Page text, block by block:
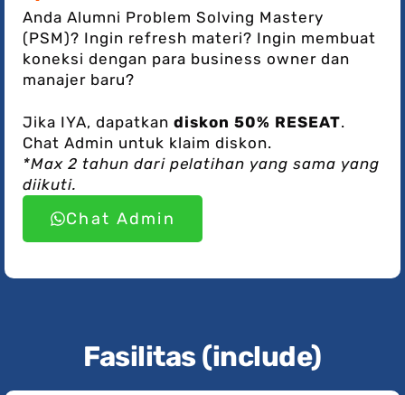
Anda Alumni Problem Solving Mastery
(PSM)? Ingin refresh materi? Ingin membuat
koneksi dengan para business owner dan
manajer baru?
Jika IYA, dapatkan diskon 50% RESEAT.
Chat Admin untuk klaim diskon.
*Max 2 tahun dari pelatihan yang sama yang
diikuti.
Chat Admin
Fasilitas (include)